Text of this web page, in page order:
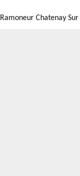
Ramoneur Chatenay Sur